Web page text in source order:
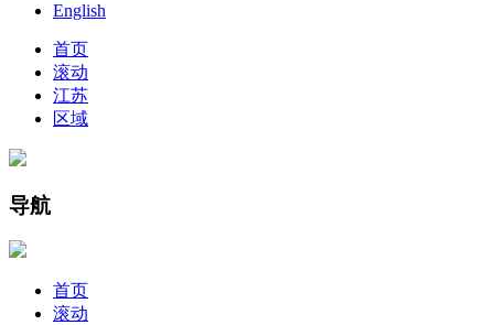
English
首页
滚动
江苏
区域
导航
首页
滚动